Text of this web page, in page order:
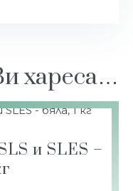
хареса…
и SLES –